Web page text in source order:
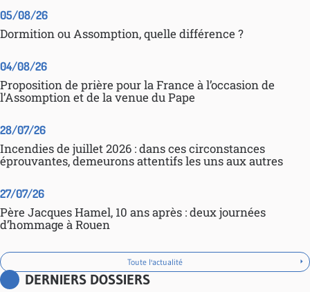
05/08/26
Dormition ou Assomption, quelle différence ?
04/08/26
Proposition de prière pour la France à l’occasion de
l’Assomption et de la venue du Pape
28/07/26
Incendies de juillet 2026 : dans ces circonstances
éprouvantes, demeurons attentifs les uns aux autres
27/07/26
Père Jacques Hamel, 10 ans après : deux journées
d’hommage à Rouen
Toute l'actualité
DERNIERS DOSSIERS